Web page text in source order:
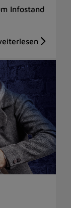
Infostand